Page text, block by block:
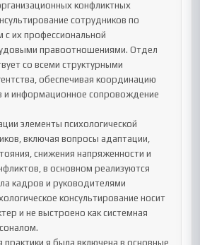
конфликтных
сотрудников по
с их профессиональной
правоотношениями. Отдел
со всеми структурными
обеспечивая координацию
и информационное сопровождение
элементы психологической
включая вопросы адаптации,
снижения напряженности и
в основном реализуются
кадров и руководителями
консультирование носит
и не выстроено как системная
я была включена в основные